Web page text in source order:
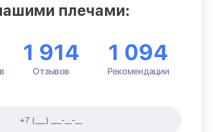
плечами:
1 914
Отзывов
1 094
Рекомендации